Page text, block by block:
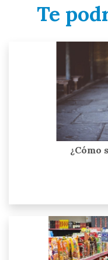
Te
¿Cómo